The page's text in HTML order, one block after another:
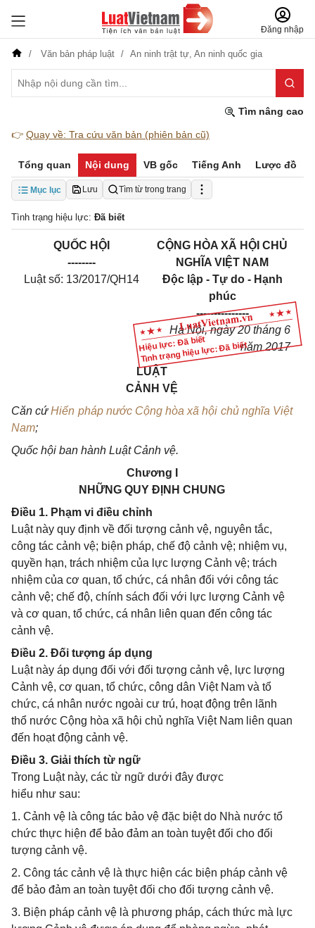
Đăng nhập
Văn bản pháp luật An ninh trật tự, An ninh quốc gia
Tìm nâng cao
👉 Quay về: Tra cứu văn bản (phiên bản cũ)
Tổng quan Nội dung VB gốc Tiếng Anh Lược đồ
Mục lục Lưu Tìm từ trong trang
Tình trạng hiệu lực: Đã biết
Hiệu lực: Đã biết
Tình trạng hiệu lực: Đã biết
QUỐC HỘI
--------
Luật số: 13/2017/QH14
CỘNG HÒA XÃ HỘI CHỦ
NGHĨA VIỆT NAM
Độc lập - Tự do - Hạnh
phúc
---------------
Hà Nội,ngày20 tháng 6
năm 2017
LUẬT
CẢNH VỆ
Căn cứHiến pháp nước Cộng hòa xã hội chủ nghĩa Việt
Nam;
Quốc hội ban hành Luật Cảnh vệ.
Chương I
NHỮNG QUY ĐỊNH CHUNG
Điều 1. Phạm vi điều chỉnh
Luật này quy định về đối tượng cảnh vệ, nguyên tắc,
công tác cảnh vệ; biện pháp, chế độ cảnh vệ; nhiệm vụ,
quyền hạn, trách nhiệm của lực lượng Cảnh vệ; trách
nhiệm của cơ quan, tổ chức, cá nhân đối với công tác
cảnh vệ; chế độ, chính sách đối với lực lượng Cảnh vệ
và cơ quan, tổ chức, cá nhân liên quan đến công tác
cảnh vệ.
Điều 2. Đối tượng áp dụng
Luật này áp dụng đối với đối tượng cảnh vệ, lực lượng
Cảnh vệ, cơ quan, tổ chức, công dân Việt Nam và tổ
chức, cá nhân nước ngoài cư trú, hoạt động trên lãnh
thổ nước Cộng hòa xã hội chủ nghĩa Việt Nam liên quan
đến hoạt động cảnh vệ.
Điều 3. Giải thích từ ngữ
Trong Luật này, các từ ngữ dưới đây được
hiểu như sau:
1. Cảnh vệ là công tác bảo vệ đặc biệt do Nhà nước tổ
chức thực hiện để bảo đảm an toàn tuyệt đối cho đối
tượng cảnh vệ.
2. Công tác cảnh vệ là thực hiện các biện pháp cảnh vệ
để bảo đảm an toàn tuyệt đối cho đối tượng cảnh vệ.
3. Biện pháp cảnh vệ là phương pháp, cách thức mà lực